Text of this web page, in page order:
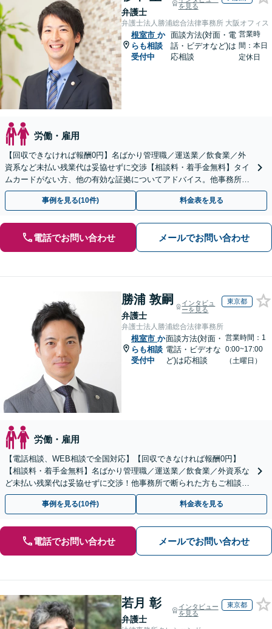
弁護士
を見る
弁護士法人勝浦総合法律事務所 大阪オフィス
根室市 か
らも相談
受付中
面談方法(対面・電
話・ビデオなど)は
応相談
営業時
間：本日
定休日
労働・雇用
【回収できなければ報酬0円】名ばかり管理職／運送業／飲食業／外
資系など未払い残業代は妥協せずに交渉【相談料・着手金無料】タイ
ムカードがない方、他の有効な証拠についてアドバイス。他事務所で
断られた方もご相談ください。あなたの権利を守ります！
事例を見る(10件) 料金表を見る
電話でお問い合わせ メールでお問い合わせ
勝浦 敦嗣
弁護士
インタビュ
ーを見る
東京都
弁護士法人勝浦総合法律事務所
根室市 か
らも相談
受付中
面談方法(対面・
電話・ビデオな
ど)は応相談
営業時間：1
0:00~17:00
（土曜日）
労働・雇用
【電話相談、WEB相談で全国対応】【回収できなければ報酬0円】
【相談料・着手金無料】名ばかり管理職／運送業／飲食業／外資系な
ど未払い残業代は妥協せずに交渉！他事務所で断られた方もご相談く
ださい。【解決事例が豊富】土曜日も電話受付しています
事例を見る(10件) 料金表を見る
電話でお問い合わせ メールでお問い合わせ
若月 彰
弁護士
インタビュー
を見る
東京都